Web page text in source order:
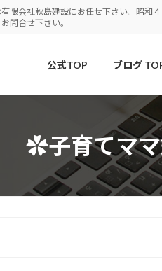
限会社秋島建設にお任せ下さい。昭
問合せ下さい。
公式TOP ブログ
✿子育てマ